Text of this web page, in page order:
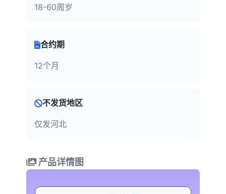
18-60周岁
合约期
12个月
不发货地区
仅发河北
产品详情图